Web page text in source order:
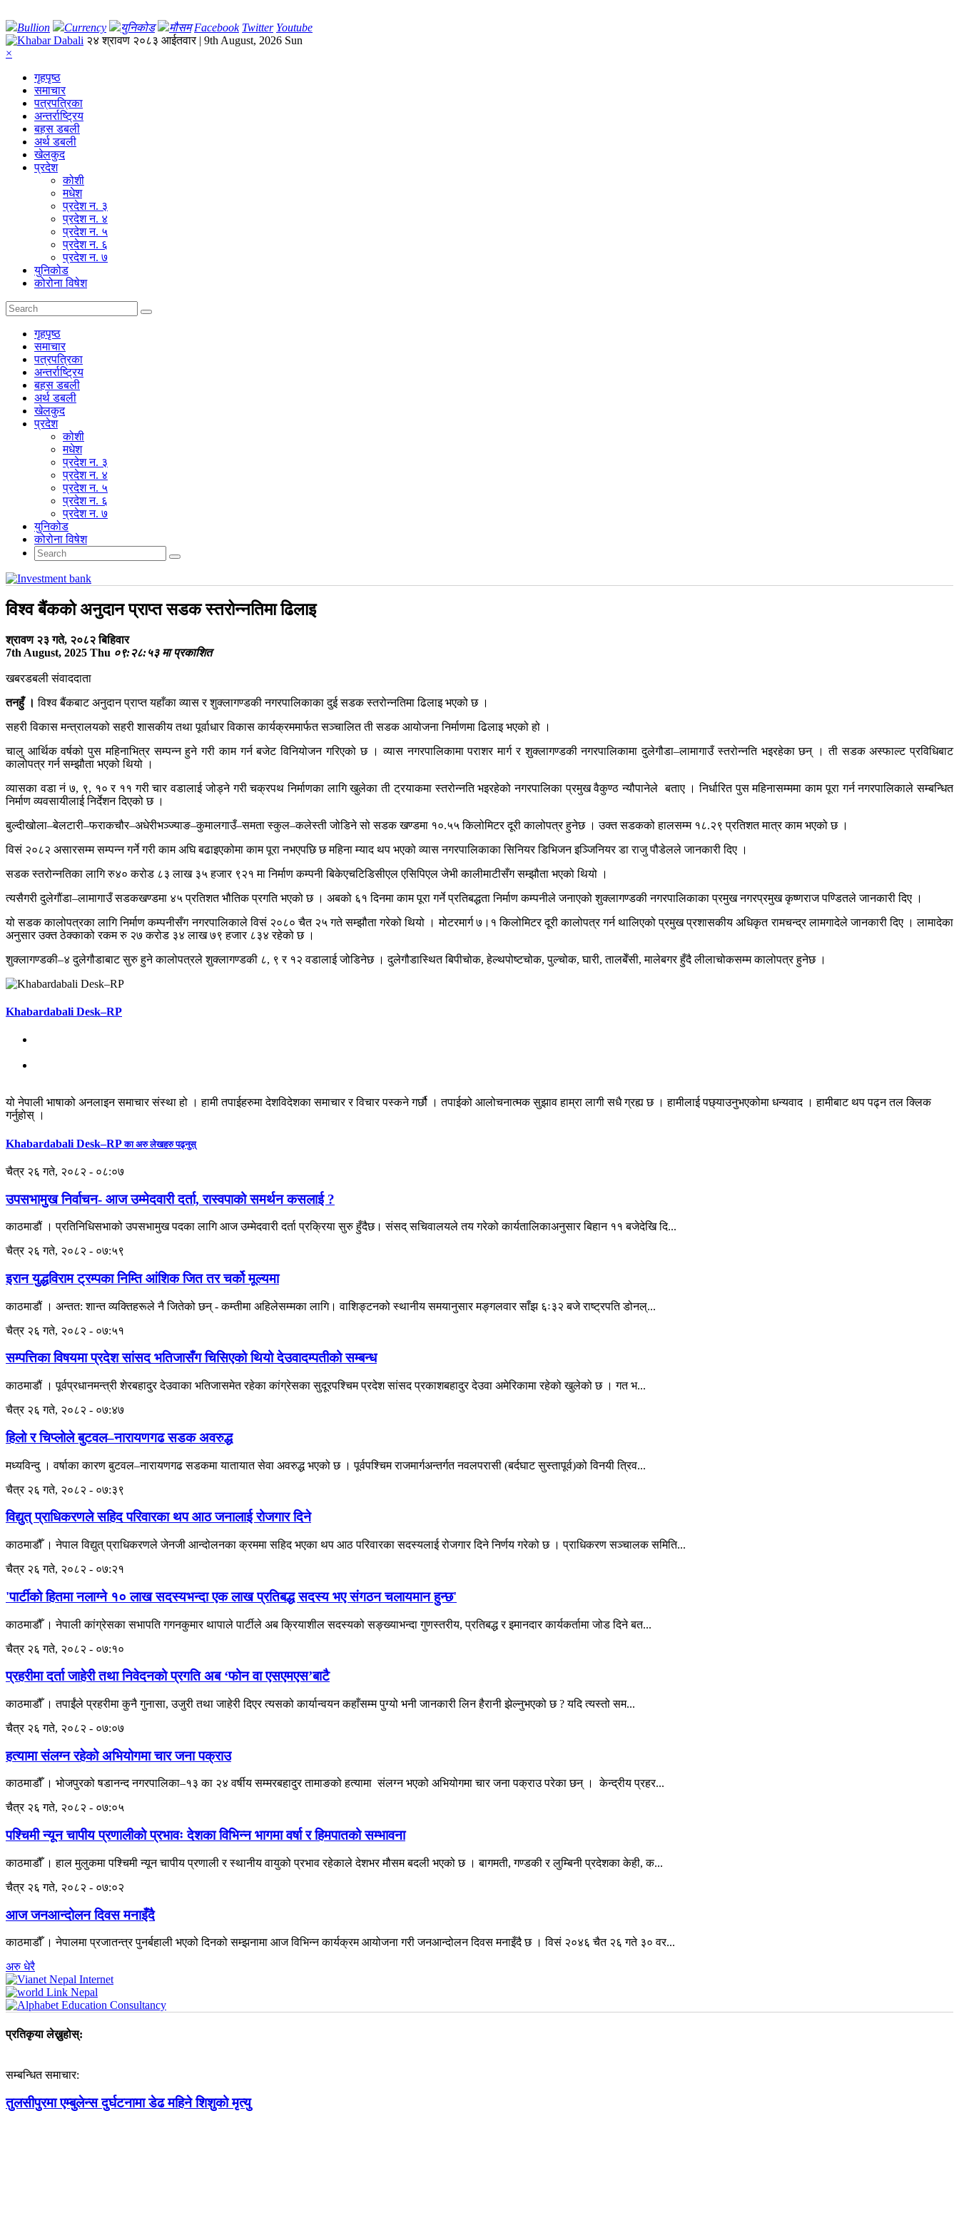
Bullion Currency युनिकोड मौसम Facebook Twitter Youtube
२४ श्रावण २०८३ आईतवार | 9th August, 2026 Sun
×
गृहपृष्‍ठ
समाचार
पत्रपत्रिका
अन्तर्राष्ट्रिय
बहस डबली
अर्थ डबली
खेलकुद
प्रदेश
कोशी
मधेश
प्रदेश न. ३
प्रदेश न. ४
प्रदेश न. ५
प्रदेश न. ६
प्रदेश न. ७
युनिकोड
कोरोना विषेश
गृहपृष्‍ठ
समाचार
पत्रपत्रिका
अन्तर्राष्ट्रिय
बहस डबली
अर्थ डबली
खेलकुद
प्रदेश
कोशी
मधेश
प्रदेश न. ३
प्रदेश न. ४
प्रदेश न. ५
प्रदेश न. ६
प्रदेश न. ७
युनिकोड
कोरोना विषेश
विश्व बैंकको अनुदान प्राप्त सडक स्तरोन्नतिमा ढिलाइ
श्रावण २३ गते, २०८२ बिहिवार
7th August, 2025 Thu ०९:२८:५३ मा प्रकाशित
खबरडबली संवाददाता
तनहुँ ।विश्व बैंकबाट अनुदान प्राप्त यहाँका व्यास र शुक्लागण्डकी नगरपालिकाका दुई सडक स्तरोन्नतिमा ढिलाइ भएको छ ।
सहरी विकास मन्त्रालयको सहरी शासकीय तथा पूर्वाधार विकास कार्यक्रममार्फत सञ्चालित ती सडक आयोजना निर्माणमा ढिलाइ भएको हो ।
चालु आर्थिक वर्षको पुस महिनाभित्र सम्पन्न हुने गरी काम गर्न बजेट विनियोजन गरिएको छ । व्यास नगरपालिकामा पराशर मार्ग र शुक्लागण्डकी नगरपालिकामा दुलेगौडा–लामागाउँ स्तरोन्नति भइरहेका छन् । ती सडक अस्फाल्ट प्रविधिबाट
कालोपत्र गर्न सम्झौता भएको थियो ।
व्यासका वडा नं ७, ९, १० र ११ गरी चार वडालाई जोड्ने गरी चक्रपथ निर्माणका लागि खुलेका ती ट्रयाकमा स्तरोन्नति भइरहेको नगरपालिका प्रमुख वैकुण्ठ न्यौपानेले बताए । निर्धारित पुस महिनासम्ममा काम पूरा गर्न नगरपालिकाले सम्बन्धित
निर्माण व्यवसायीलाई निर्देशन दिएको छ ।
बुल्दीखोला–बेलटारी–फराकचौर–अधेरीभञ्ज्याङ–कुमालगाउँ–समता स्कुल–कलेस्ती जोडिने सो सडक खण्डमा १०.५५ किलोमिटर दूरी कालोपत्र हुनेछ । उक्त सडकको हालसम्म १८.२९ प्रतिशत मात्र काम भएको छ ।
विसं २०८२ असारसम्म सम्पन्न गर्ने गरी काम अघि बढाइएकोमा काम पूरा नभएपछि छ महिना म्याद थप भएको व्यास नगरपालिकाका सिनियर डिभिजन इञ्जिनियर डा राजु पौडेलले जानकारी दिए ।
सडक स्तरोन्नतिका लागि रु४० करोड ८३ लाख ३५ हजार ९२१ मा निर्माण कम्पनी बिकेएचटिडिसीएल एसिपिएल जेभी कालीमाटीसँग सम्झौता भएको थियो ।
त्यसैगरी दुलेगौंडा–लामागाउँ सडकखण्डमा ४५ प्रतिशत भौतिक प्रगति भएको छ । अबको ६१ दिनमा काम पूरा गर्ने प्रतिबद्धता निर्माण कम्पनीले जनाएको शुक्लागण्डकी नगरपालिकाका प्रमुख नगरप्रमुख कृष्णराज पण्डितले जानकारी दिए ।
यो सडक कालोपत्रका लागि निर्माण कम्पनीसँग नगरपालिकाले विसं २०८० चैत २५ गते सम्झौता गरेको थियो । मोटरमार्ग ७।१ किलोमिटर दूरी कालोपत्र गर्न थालिएको प्रमुख प्रशासकीय अधिकृत रामचन्द्र लामगादेले जानकारी दिए । लामादेका
अनुसार उक्त ठेक्काको रकम रु २७ करोड ३४ लाख ७९ हजार ८३४ रहेको छ ।
शुक्लागण्डकी–४ दुलेगौडाबाट सुरु हुने कालोपत्रले शुक्लागण्डकी ८, ९ र १२ वडालाई जोडिनेछ । दुलेगौडास्थित बिपीचोक, हेल्थपोष्टचोक, पुल्चोक, घारी, तालबेँसी, मालेबगर हुँदै लीलाचोकसम्म कालोपत्र हुनेछ ।
Khabardabali Desk–RP
यो नेपाली भाषाको अनलाइन समाचार संस्था हो । हामी तपाईहरुमा देशविदेशका समाचार र विचार पस्कने गर्छौ । तपाईको आलोचनात्मक सुझाव हाम्रा लागी सधै ग्रह्य छ । हामीलाई पछ्याउनुभएकोमा धन्यवाद । हामीबाट थप पढ्न तल क्लिक
गर्नुहोस् ।
Khabardabali Desk–RPका अरु लेखहरु पढ्नुस्
चैत्र २६ गते, २०८२ - ०८:०७
उपसभामुख निर्वाचन- आज उम्मेदवारी दर्ता, रास्वपाको समर्थन कसलाई ?
काठमाडौं । प्रतिनिधिसभाको उपसभामुख पदका लागि आज उम्मेदवारी दर्ता प्रक्रिया सुरु हुँदैछ। संसद् सचिवालयले तय गरेको कार्यतालिकाअनुसार बिहान ११ बजेदेखि दि...
चैत्र २६ गते, २०८२ - ०७:५९
इरान युद्धविराम ट्रम्पका निम्ति आंशिक जित तर चर्को मूल्यमा
काठमाडौं । अन्तत: शान्त व्यक्तिहरूले नै जितेको छन् - कम्तीमा अहिलेसम्मका लागि। वाशिङ्टनको स्थानीय समयानुसार मङ्गलवार साँझ ६ः३२ बजे राष्ट्रपति डोनल्...
चैत्र २६ गते, २०८२ - ०७:५१
सम्पत्तिका विषयमा प्रदेश सांसद भतिजासँग चिसिएको थियो देउवादम्पतीको सम्बन्ध
काठमाडौं । पूर्वप्रधानमन्त्री शेरबहादुर देउवाका भतिजासमेत रहेका कांग्रेसका सुदूरपश्चिम प्रदेश सांसद प्रकाशबहादुर देउवा अमेरिकामा रहेको खुलेको छ । गत भ...
चैत्र २६ गते, २०८२ - ०७:४७
हिलो र चिप्लोले बुटवल–नारायणगढ सडक अवरुद्ध
मध्यविन्दु । वर्षाका कारण बुटवल–नारायणगढ सडकमा यातायात सेवा अवरुद्ध भएको छ । पूर्वपश्चिम राजमार्गअन्तर्गत नवलपरासी (बर्दघाट सुस्तापूर्व)को विनयी त्रिव...
चैत्र २६ गते, २०८२ - ०७:३९
विद्युत् प्राधिकरणले सहिद परिवारका थप आठ जनालाई रोजगार दिने
काठमाडौँ । नेपाल विद्युत् प्राधिकरणले जेनजी आन्दोलनका क्रममा सहिद भएका थप आठ परिवारका सदस्यलाई रोजगार दिने निर्णय गरेको छ । प्राधिकरण सञ्चालक समिति...
चैत्र २६ गते, २०८२ - ०७:२१
'पार्टीको हितमा नलाग्ने १० लाख सदस्यभन्दा एक लाख प्रतिबद्ध सदस्य भए संगठन चलायमान हुन्छ'
काठमाडौँ । नेपाली कांग्रेसका सभापति गगनकुमार थापाले पार्टीले अब क्रियाशील सदस्यको सङ्ख्याभन्दा गुणस्तरीय, प्रतिबद्ध र इमानदार कार्यकर्तामा जोड दिने बत...
चैत्र २६ गते, २०८२ - ०७:१०
प्रहरीमा दर्ता जाहेरी तथा निवेदनको प्रगति अब ‘फोन वा एसएमएस’बाटै
काठमाडौँ । तपाईंले प्रहरीमा कुनै गुनासा, उजुरी तथा जाहेरी दिएर त्यसको कार्यान्वयन कहाँसम्म पुग्यो भनी जानकारी लिन हैरानी झेल्नुभएको छ ? यदि त्यस्तो सम...
चैत्र २६ गते, २०८२ - ०७:०७
हत्यामा संलग्न रहेको अभियोगमा चार जना पक्राउ
काठमाडौँ । भोजपुरको षडानन्द नगरपालिका–१३ का २४ वर्षीय सम्मरबहादुर तामाङको हत्यामा संलग्न भएको अभियोगमा चार जना पक्राउ परेका छन् । केन्द्रीय प्रहर...
चैत्र २६ गते, २०८२ - ०७:०५
पश्चिमी न्यून चापीय प्रणालीको प्रभावः देशका विभिन्न भागमा वर्षा र हिमपातको सम्भावना
काठमाडौँ । हाल मुलुकमा पश्चिमी न्यून चापीय प्रणाली र स्थानीय वायुको प्रभाव रहेकाले देशभर मौसम बदली भएको छ । बागमती, गण्डकी र लुम्बिनी प्रदेशका केही, क...
चैत्र २६ गते, २०८२ - ०७:०२
आज जनआन्दोलन दिवस मनाइँदै
काठमाडौँ । नेपालमा प्रजातन्त्र पुनर्बहाली भएको दिनको सम्झनामा आज विभिन्न कार्यक्रम आयोजना गरी जनआन्दोलन दिवस मनाइँदै छ । विसं २०४६ चैत २६ गते ३० वर...
अरु धेरै
प्रतिकृया लेख्नुहोस्:
सम्बन्धित समाचार:
तुलसीपुरमा एम्बुलेन्स दुर्घटनामा डेढ महिने शिशुको मृत्यु